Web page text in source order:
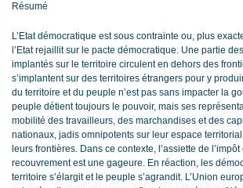
Résumé
L’Etat démocratique est sous contrainte ou, plus
l’Etat rejaillit sur le pacte démocratique. Une partie
implantés sur le territoire circulent en dehors des
s’implantent sur des territoires étrangers pour y
du territoire et du peuple n’est pas sans impacter la
peuple détient toujours le pouvoir, mais ses
mobilité des travailleurs, des marchandises et des
nationaux, jadis omnipotents sur leur espace
leurs frontières. Dans ce contexte, l’assiette de
recouvrement est une gageure. En réaction, les
territoire s’élargit et le peuple s’agrandit. L’Union